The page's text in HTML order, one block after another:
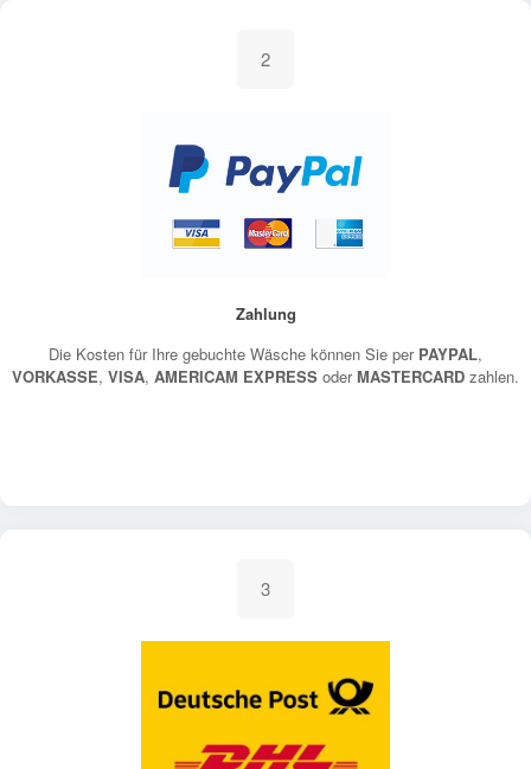
2
Zahlung
Die Kosten für Ihre gebuchte Wäsche können Sie per PAYPAL,
VORKASSE, VISA, AMERICAM EXPRESS oderMASTERCARD zahlen.
3